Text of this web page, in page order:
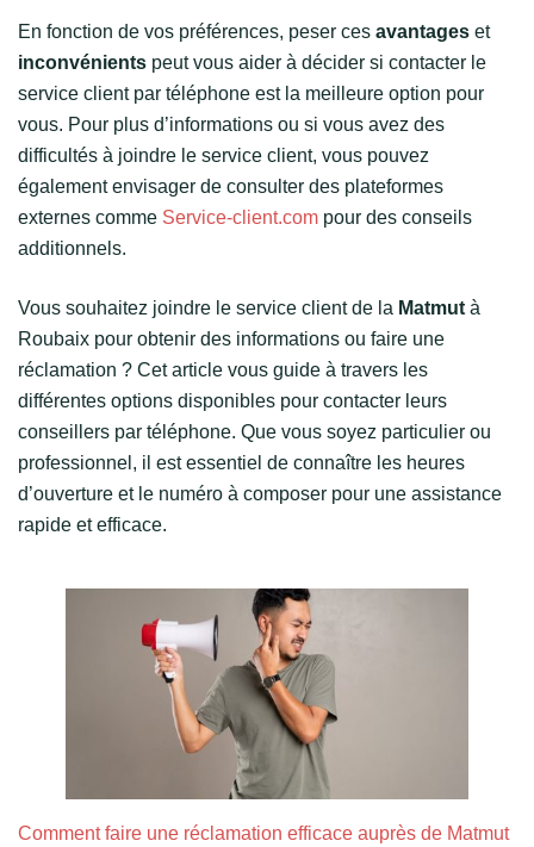
En fonction de vos préférences, peser ces avantages et
inconvénients peut vous aider à décider si contacter le
service client par téléphone est la meilleure option pour
vous. Pour plus d’informations ou si vous avez des
difficultés à joindre le service client, vous pouvez
également envisager de consulter des plateformes
externes comme Service-client.com pour des conseils
additionnels.
Vous souhaitez joindre le service client de la Matmut à
Roubaix pour obtenir des informations ou faire une
réclamation ? Cet article vous guide à travers les
différentes options disponibles pour contacter leurs
conseillers par téléphone. Que vous soyez particulier ou
professionnel, il est essentiel de connaître les heures
d’ouverture et le numéro à composer pour une assistance
rapide et efficace.
Comment faire une réclamation efficace auprès de Matmut